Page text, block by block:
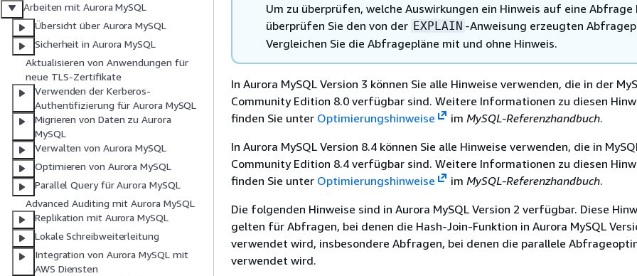
Arbeiten mit Aurora MySQL
Übersicht über Aurora MySQL
Sicherheit in Aurora MySQL
Aktualisieren von Anwendungen für
neue TLS-Zertifikate
Verwenden der Kerberos-
Authentifizierung für Aurora MySQL
Migrieren von Daten zu Aurora
MySQL
Verwalten von Aurora MySQL
Optimieren von Aurora MySQL
Parallel Query für Aurora MySQL
Advanced Auditing mit Aurora MySQL
Replikation mit Aurora MySQL
Lokale Schreibweiterleitung
Integration von Aurora MySQL mit
AWS Diensten
Um zu überprüfen, welche Auswirkungen ein Hinweis auf eine Abfrage
überprüfen Sie den von der EXPLAIN -Anweisung erzeugten
Vergleichen Sie die Abfragepläne mit und ohne Hinweis.
In Aurora MySQL Version 3 können Sie alle Hinweise verwenden, die in der
Community Edition 8.0 verfügbar sind. Weitere Informationen zu diesen
finden Sie unter Optimierungshinweise im MySQL-Referenzhandbuch.
In Aurora MySQL Version 8.4 können Sie alle Hinweise verwenden, die in
Community Edition 8.4 verfügbar sind. Weitere Informationen zu diesen
finden Sie unter Optimierungshinweise im MySQL-Referenzhandbuch.
Die folgenden Hinweise sind in Aurora MySQL Version 2 verfügbar. Diese
gelten für Abfragen, bei denen die Hash-Join-Funktion in Aurora MySQL
verwendet wird, insbesondere Abfragen, bei denen die parallele
verwendet wird.